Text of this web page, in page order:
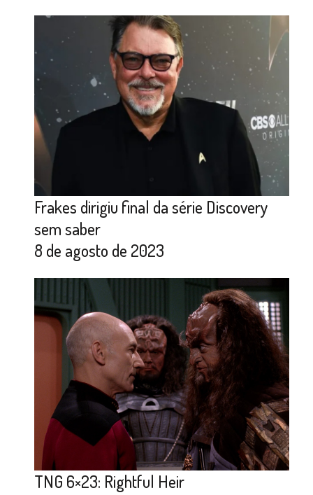
Frakes dirigiu final da série Discovery
sem saber
8 de agosto de 2023
TNG 6×23: Rightful Heir